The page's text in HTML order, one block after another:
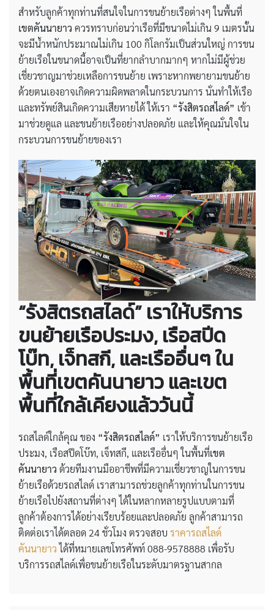
สำหรับลูกค้าทุกท่านที่สนใจในการขนย้ายเรือต่างๆ ในพื้นที่
เขตคันนายาว ควรทราบก่อนว่าเรือที่มีขนาดไม่เกิน 9 เมตรนั้น
จะมีน้ำหนักประมาณไม่เกิน 100 กิโลกรัมเป็นส่วนใหญ่ การขน
ย้ายเรือในขนาดนี้อาจเป็นที่ยากลำบากมากๆ หากไม่มีผู้ช่วย
เชี่ยวชาญมาช่วยเหลือการขนย้าย เพราะหากพยายามขนย้าย
ด้วยตนเองอาจเกิดความผิดพลาดในกระบวนการ นั่นทำให้เรือ
และทรัพย์สินเกิดความเสียหายได้ ให้เรา “รังสิตรถสไลด์” เข้า
มาช่วยดูแล และขนย้ายเรืออย่างปลอดภัย และให้คุณมั่นใจใน
กระบวนการขนย้ายของเรา
“รังสิตรถสไลด์” เราให้บริการ
ขนย้ายเรือประมง, เรือสปีด
โบ๊ท, เจ็ทสกี, และเรืออื่นๆ ใน
พื้นที่เขตคันนายาว และเขต
พื้นที่ใกล้เคียงแล้ววันนี้
รถสไลด์ใกล้คุณ ของ “รังสิตรถสไลด์” เราให้บริการขนย้ายเรือ
ประมง, เรือสปีดโบ๊ท, เจ็ทสกี, และเรืออื่นๆ ในพื้นที่เขต
คันนายาว ด้วยทีมงานมืออาชีพที่มีความเชี่ยวชาญในการขน
ย้ายเรือด้วยรถสไลด์ เราสามารถช่วยลูกค้าทุกท่านในการขน
ย้ายเรือไปยังสถานที่ต่างๆ ได้ในหลากหลายรูปแบบตามที่
ลูกค้าต้องการได้อย่างเรียบร้อยและปลอดภัย ลูกค้าสามารถ
ติดต่อเราได้ตลอด 24 ชั่วโมง ตรวจสอบ ราคารถสไลด์
คันนายาวได้ที่หมายเลขโทรศัพท์ 088-9578888 เพื่อรับ
บริการรถสไลด์เพื่อขนย้ายเรือในระดับมาตรฐานสากล